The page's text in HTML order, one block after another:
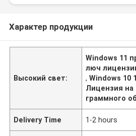
Характер продукции
Высокий свет:
Windows 11
люч
,Windows 10
Лицензия на
граммного
Delivery Time 1-2 hours